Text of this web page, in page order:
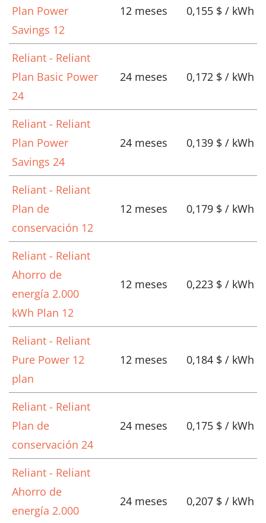
Plan Power
Savings 12
12 meses 0,155 $ / kWh
Reliant - Reliant
Plan Basic Power
24
24 meses 0,172 $ / kWh
Reliant - Reliant
Plan Power
Savings 24
24 meses 0,139 $ / kWh
Reliant - Reliant
Plan de
conservación 12
12 meses 0,179 $ / kWh
Reliant - Reliant
Ahorro de
energía 2.000
kWh Plan 12
12 meses 0,223 $ / kWh
Reliant - Reliant
Pure Power 12
plan
12 meses 0,184 $ / kWh
Reliant - Reliant
Plan de
conservación 24
24 meses 0,175 $ / kWh
Reliant - Reliant
Ahorro de
energía 2.000
24 meses 0,207 $ / kWh